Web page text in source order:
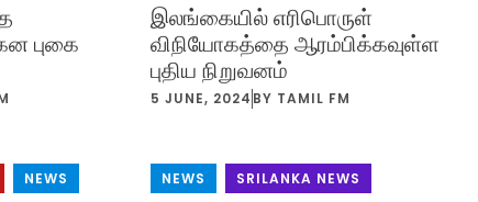
புகை
இலங்கையில் எரிபொருள்
விநியோகத்தை ஆரம்பிக்கவுள்ள
புதிய நிறுவனம்
5 JUNE, 2024 BY TAMIL FM
NEWS NEWS SRILANKA NEWS